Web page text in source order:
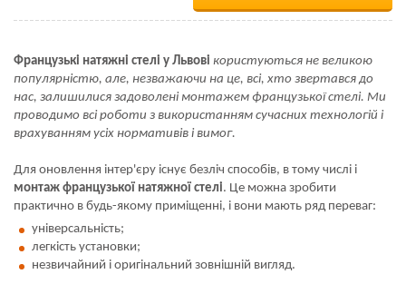
Французькі натяжні стелі у Львові користуються не великою
популярністю, але, незважаючи на це, всі, хто звертався до
нас, залишилися задоволені монтажем французької стелі. Ми
проводимо всі роботи з використанням сучасних технологій і
врахуванням усіх нормативів і вимог.
Для оновлення інтер'єру існує безліч способів, в тому числі і
монтаж французької натяжної стелі. Це можна зробити
практично в будь-якому приміщенні, і вони мають ряд переваг:
універсальність;
легкість установки;
незвичайний і оригінальний зовнішній вигляд.